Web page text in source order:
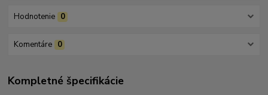
Hodnotenie 0
Komentáre 0
Kompletné špecifikácie